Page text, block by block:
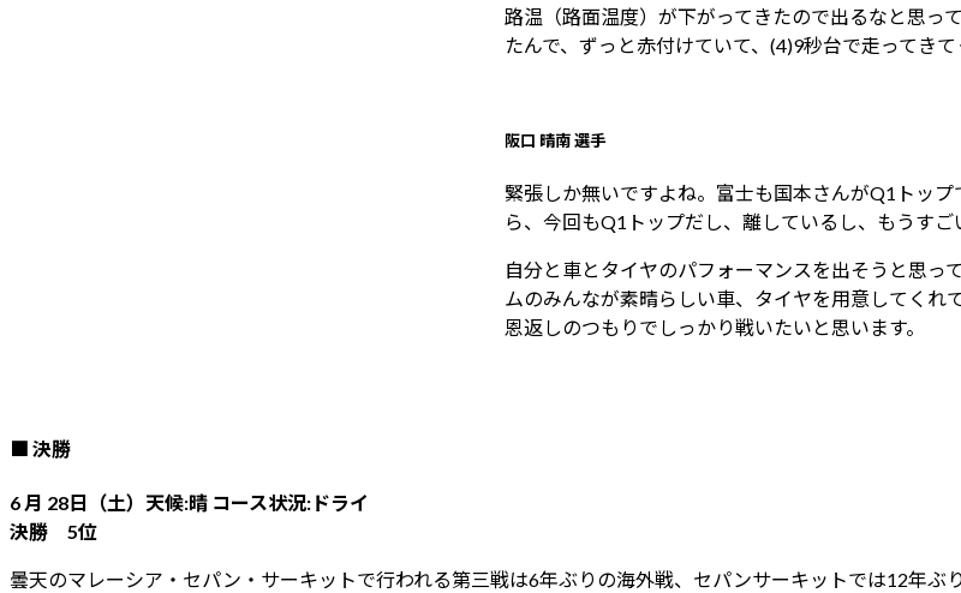
路温（路面温度）が下がってきたので出るなと思っ
たんで、ずっと赤付けていて、(4)9秒台で走ってきて
阪口 晴南 選手
緊張しか無いですよね。富士も国本さんがQ1トッ
ら、今回もQ1トップだし、離しているし、もうすご
自分と車とタイヤのパフォーマンスを出そうと思っ
ムのみんなが素晴らしい車、タイヤを用意してくれ
恩返しのつもりでしっかり戦いたいと思います。
■ 決勝
6 月 28日（土）天候:晴 コース状況:ドライ
決勝 5位
曇天のマレーシア・セパン・サーキットで行われる第三戦は6年ぶりの海外戦、セパンサーキットでは12年ぶ